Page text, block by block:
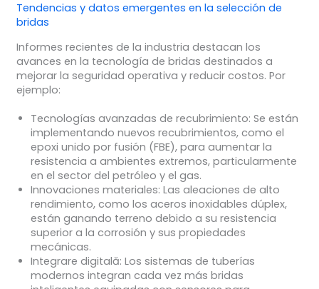
Tendencias y datos emergentes en la selección de
bridas
Informes recientes de la industria destacan los
avances en la tecnología de bridas destinados a
mejorar la seguridad operativa y reducir costos. Por
ejemplo:
Tecnologías avanzadas de recubrimiento: Se están
implementando nuevos recubrimientos, como el
epoxi unido por fusión (FBE), para aumentar la
resistencia a ambientes extremos, particularmente
en el sector del petróleo y el gas.
Innovaciones materiales: Las aleaciones de alto
rendimiento, como los aceros inoxidables dúplex,
están ganando terreno debido a su resistencia
superior a la corrosión y sus propiedades
mecánicas.
Integrare digitală: Los sistemas de tuberías
modernos integran cada vez más bridas